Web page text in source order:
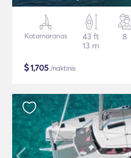
Katamaranas
43 ft
13 m
8
$1,705 /naktinis